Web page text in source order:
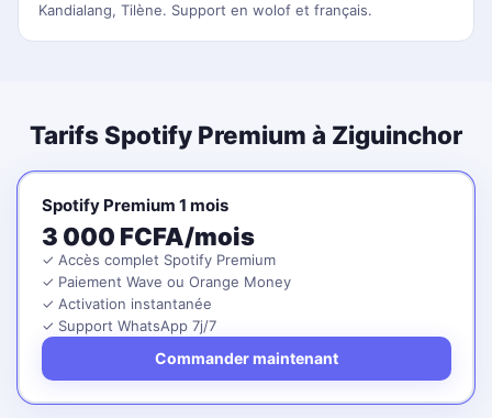
Kandialang, Tilène. Support en wolof et français.
Tarifs Spotify Premium à Ziguinchor
Spotify Premium 1 mois
3 000 FCFA/mois
✓ Accès complet Spotify Premium
✓ Paiement Wave ou Orange Money
✓ Activation instantanée
✓ Support WhatsApp 7j/7
Commander maintenant